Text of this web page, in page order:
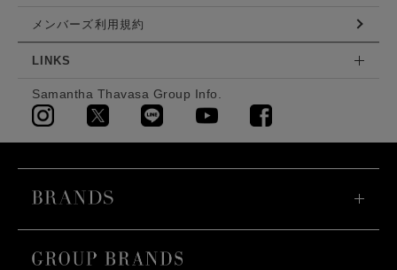
メンバーズ利用規約
LINKS
Samantha Thavasa Group Info.